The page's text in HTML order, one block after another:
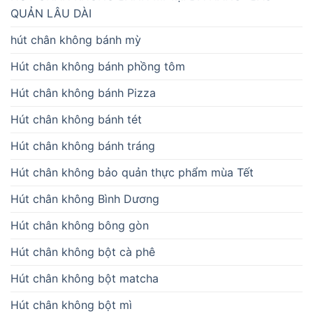
QUẢN LÂU DÀI
hút chân không bánh mỳ
Hút chân không bánh phồng tôm
Hút chân không bánh Pizza
Hút chân không bánh tét
Hút chân không bánh tráng
Hút chân không bảo quản thực phẩm mùa Tết
Hút chân không Bình Dương
Hút chân không bông gòn
Hút chân không bột cà phê
Hút chân không bột matcha
Hút chân không bột mì